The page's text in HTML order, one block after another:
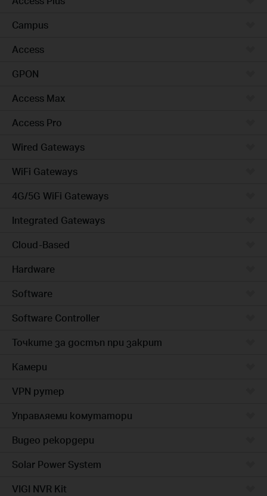
Campus
Access
GPON
Access Max
Access Pro
Wired Gateways
WiFi Gateways
4G/5G WiFi Gateways
Integrated Gateways
Cloud-Based
Hardware
Software
Software Controller
Точките за достъп при закрит
Камери
VPN рутер
Управляеми комутатори
Видео рекордери
Solar Power System
VIGI NVR Kit